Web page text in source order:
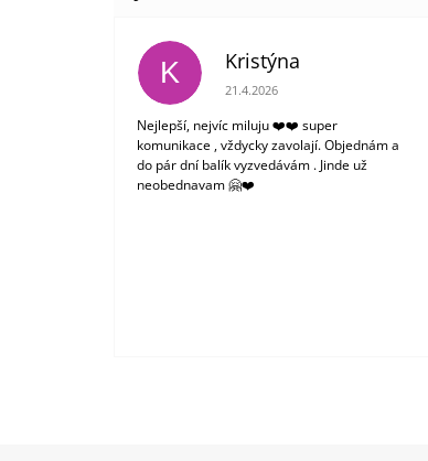
K Kristýna
Hodnocení obchodu je 5 z 5
21.4.2026
Nejlepší, nejvíc miluju ❤️❤️ super
komunikace , vždycky zavolají. Objednám a
do pár dní balík vyzvedávám . Jinde už
neobednavam 🤗❤️